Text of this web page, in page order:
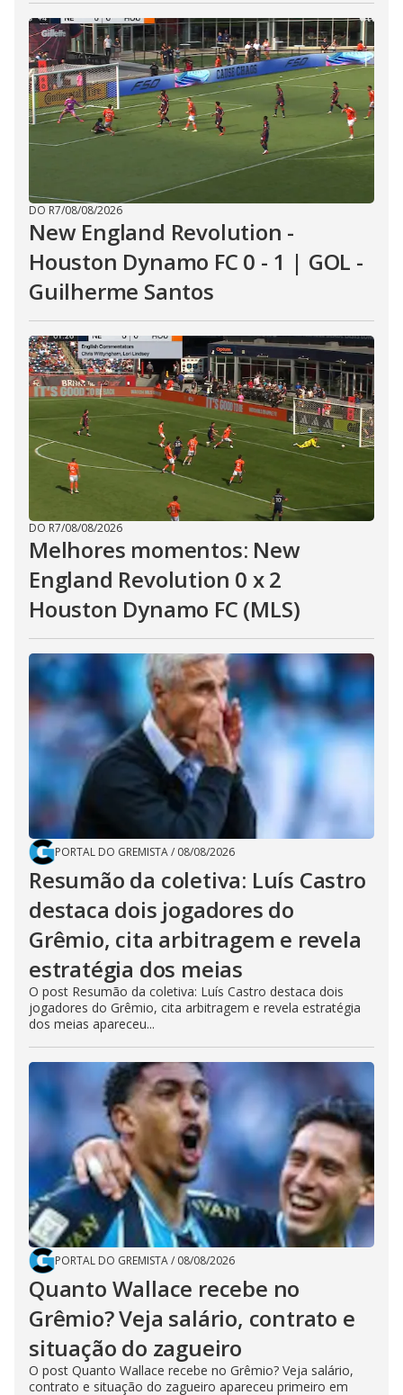
DO R7/08/08/2026
New England Revolution -
Houston Dynamo FC 0 - 1 | GOL -
Guilherme Santos
DO R7/08/08/2026
Melhores momentos: New
England Revolution 0 x 2
Houston Dynamo FC (MLS)
PORTAL DO GREMISTA/ 08/08/2026
Resumão da coletiva: Luís Castro
destaca dois jogadores do
Grêmio, cita arbitragem e revela
estratégia dos meias
O post Resumão da coletiva: Luís Castro destaca dois
jogadores do Grêmio, cita arbitragem e revela estratégia
dos meias apareceu...
PORTAL DO GREMISTA/ 08/08/2026
Quanto Wallace recebe no
Grêmio? Veja salário, contrato e
situação do zagueiro
O post Quanto Wallace recebe no Grêmio? Veja salário,
contrato e situação do zagueiro apareceu primeiro em